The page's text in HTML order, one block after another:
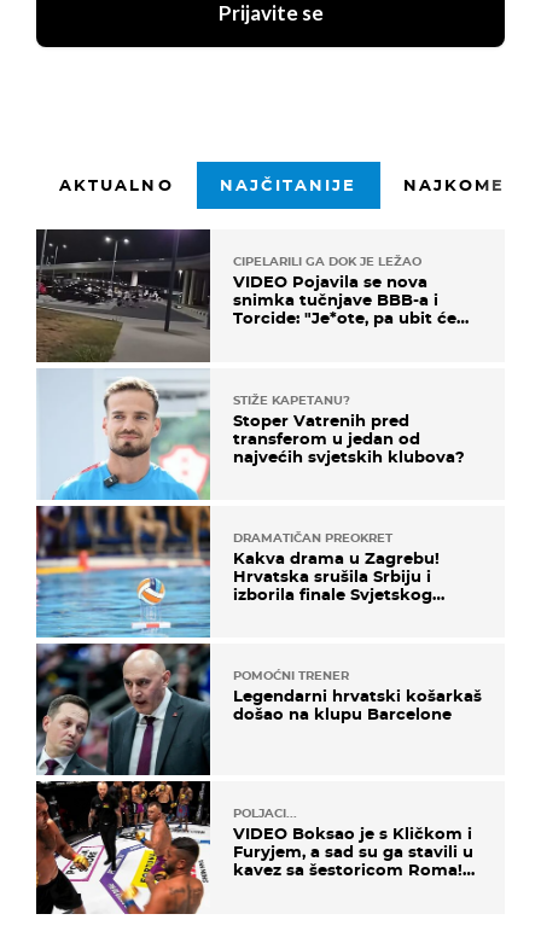
Prijavite se
AKTUALNO NAJČITANIJE
CIPELARILI GA DOK JE LEŽAO
VIDEO Pojavila se nova
snimka tučnjave BBB-a i
Torcide: "Je*ote, pa ubit će
STIŽE KAPETANU?
Stoper Vatrenih pred
transferom u jedan od
najvećih svjetskih klubova?
DRAMATIČAN PREOKRET
Kakva drama u Zagrebu!
Hrvatska srušila Srbiju i
izborila finale Svjetskog
POMOĆNI TRENER
Legendarni hrvatski košarkaš
došao na klupu Barcelone
POLJACI...
VIDEO Boksao je s Kličkom i
Furyjem, a sad su ga stavili u
kavez sa šestoricom Roma!